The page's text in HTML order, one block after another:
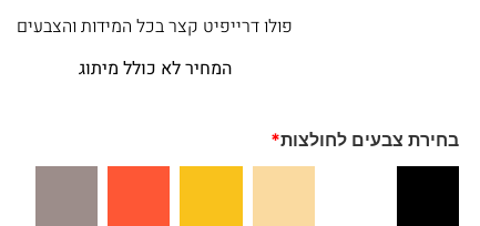
פולו דרייפיט קצר בכל המידות והצבעים
המחיר לא כולל מיתוג
*בחירת צבעים לחולצות